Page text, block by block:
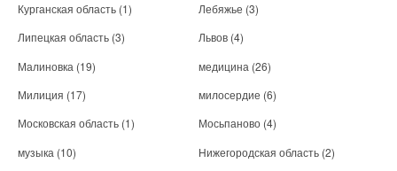
Курганская область (1) Лебяжье (3)
Липецкая область (3) Львов (4)
Малиновка (19) медицина (26)
Милиция (17) милосердие (6)
Московская область (1) Мосьпаново (4)
музыка (10) Нижегородская область (2)